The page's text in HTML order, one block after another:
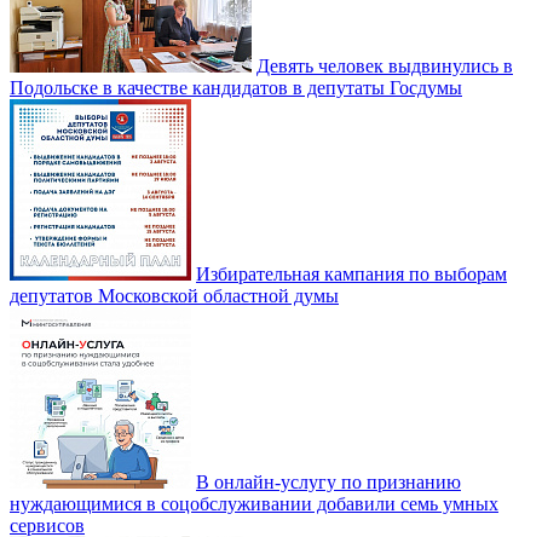
Девять человек выдвинулись в
Подольске в качестве кандидатов в депутаты Госдумы
Избирательная кампания по выборам
депутатов Московской областной думы
В онлайн-услугу по признанию
нуждающимися в соцобслуживании добавили семь умных
сервисов